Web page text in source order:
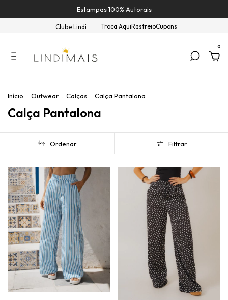
Estampas 100% Autorais
Clube Lindi Troca AquiRastreioCupons
0
Início Outwear Calças Calça Pantalona
Calça Pantalona
Ordenar Filtrar